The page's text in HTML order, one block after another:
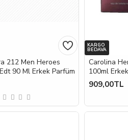
212 Men Heroes
90 Ml Erkek Parfüm
KARGO
BEDAVA
Carolina
100ml
909,00TL